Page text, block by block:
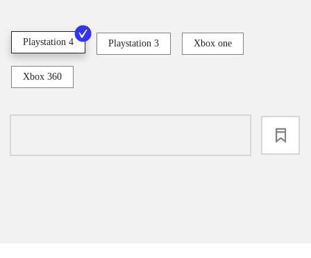
Playstation 4 Playstation 3 Xbox one
Xbox 360